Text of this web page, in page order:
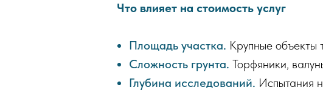
Что влияет на стоимость услуг
Площадь участка. Крупные объекты
Сложность грунта. Торфяники,
Глубина исследований. Испытания